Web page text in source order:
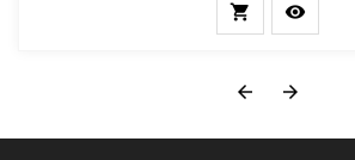
 
 